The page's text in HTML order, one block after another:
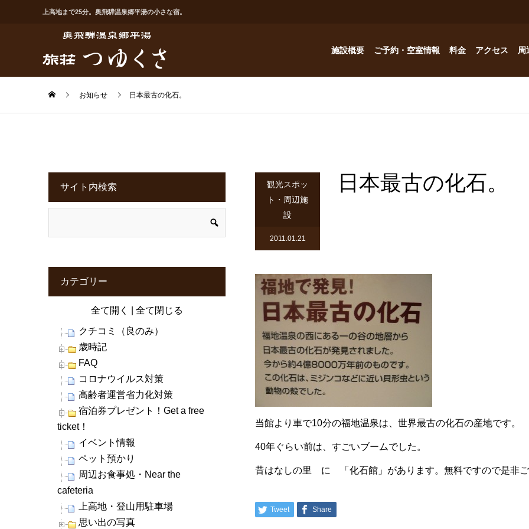
上高地まで25分。奥飛騨温泉郷平湯の小さな宿。
施設概要
ドッグハウス
ご予約・空室情報 料金 アクセス 周
お知らせ 日本最古の化石。
観光スポッ
ト・周辺施
設
2011.01.21
日本最古の化石。
当館より車で10分の福地温泉は、世界最古の化石の産地です。
40年ぐらい前は、すごいブームでした。
昔はなしの里 に 「化石館」があります。無料ですので是非ご
Tweet Share
サイト内検索
カテゴリー
全て開く 全て閉じる
クチコミ（良のみ）
歳時記
FAQ
コロナウイルス対策
高齢者運営省力化対策
宿泊券プレゼント！Get a free
ticket！
イベント情報
ペット預かり
周辺お食事処・Near the
cafeteria
上高地・登山用駐車場
思い出の写真